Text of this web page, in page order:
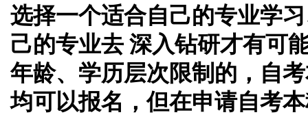
选择一个适合自己的专业学
己的专业去 深入钻研才有可
年龄、学历层次限制的，自
均可以报名，但在申请自考